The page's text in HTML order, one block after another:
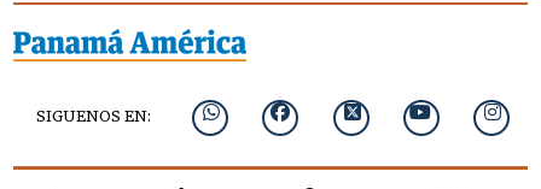
SIGUENOS EN: